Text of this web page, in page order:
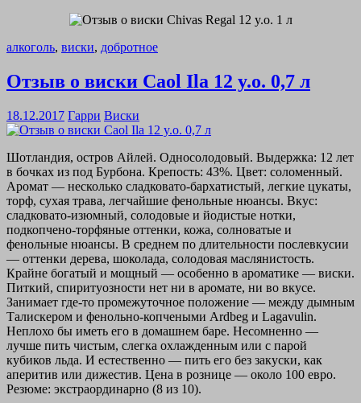
алкоголь, виски, добротное
Отзыв о виски Caol Ila 12 y.o. 0,7 л
18.12.2017 Гарри Виски
Шотландия, остров Айлей. Односолодовый. Выдержка: 12 лет
в бочках из под Бурбона. Крепость: 43%. Цвет: соломенный.
Аромат — несколько сладковато-бархатистый, легкие цукаты,
торф, сухая трава, легчайшие фенольные нюансы. Вкус:
сладковато-изюмный, солодовые и йодистые нотки,
подкопчено-торфяные оттенки, кожа, солноватые и
фенольные нюансы. В среднем по длительности послевкусии
— оттенки дерева, шоколада, солодовая маслянистость.
Крайне богатый и мощный — особенно в ароматике — виски.
Питкий, спиритуозности нет ни в аромате, ни во вкусе.
Занимает где-то промежуточное положение — между дымным
Талискером и фенольно-копчеными Ardbeg и Lagavulin.
Неплохо бы иметь его в домашнем баре. Несомненно —
лучше пить чистым, слегка охлажденным или с парой
кубиков льда. И естественно — пить его без закуски, как
аперитив или дижестив. Цена в рознице — около 100 евро.
Резюме: экстраординарно (8 из 10).